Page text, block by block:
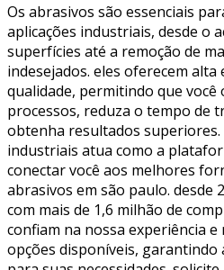
Os abrasivos são essenciais
aplicações industriais, desde o
superfícies até a remoção de
indesejados. eles oferecem alta
qualidade, permitindo que você
processos, reduza o tempo de
obtenha resultados superiores.
industriais atua como a
conectar você aos melhores
abrasivos em são paulo. desde
com mais de 1,6 milhão de
confiam na nossa experiência e
opções disponíveis, garantindo